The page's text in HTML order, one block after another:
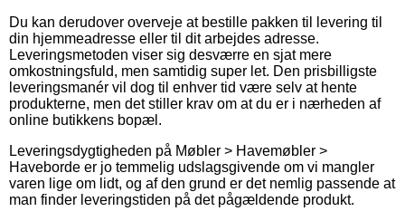
Du kan derudover overveje at bestille pakken til levering til
din hjemmeadresse eller til dit arbejdes adresse.
Leveringsmetoden viser sig desværre en sjat mere
omkostningsfuld, men samtidig super let. Den prisbilligste
leveringsmanér vil dog til enhver tid være selv at hente
produkterne, men det stiller krav om at du er i nærheden af
online butikkens bopæl.
Leveringsdygtigheden på Møbler > Havemøbler >
Haveborde er jo temmelig udslagsgivende om vi mangler
varen lige om lidt, og af den grund er det nemlig passende at
man finder leveringstiden på det pågældende produkt.